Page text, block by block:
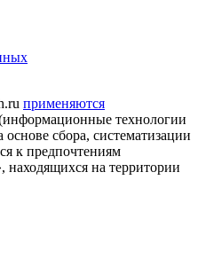
применяются
технологии
сбора, систематизации
к предпочтениям
находящихся на территории